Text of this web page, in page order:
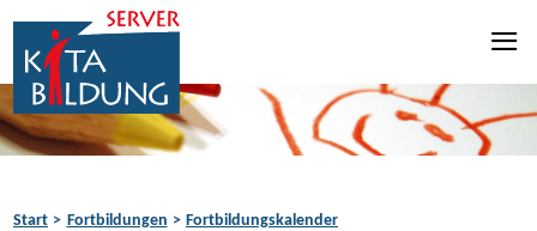
Zum Inhalt springen
Zur Navigation springen
Zum Fußbereich springen
Start Fortbildungen
Fortbildungskalender